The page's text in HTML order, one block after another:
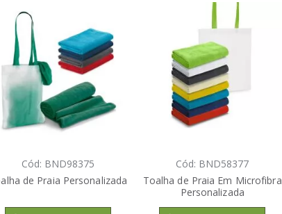
Cód: BND98375
de Praia Personalizada
Cód: BND58377
Toalha de Praia Em Microfibra
Personalizada